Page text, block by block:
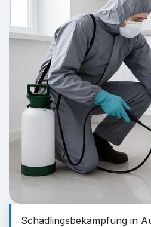
Schädlingsbekämpfung in